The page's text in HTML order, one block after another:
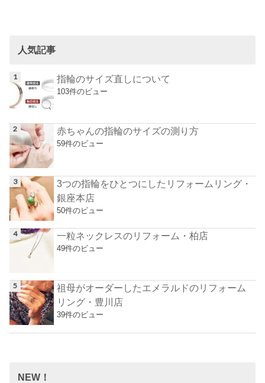
人気記事
指輪のサイズ直しについて
103件のビュー
赤ちゃんの指輪のサイズの測り方
59件のビュー
3つの指輪をひとつにしたリフォームリング・
銀座本店
50件のビュー
一粒ネックレスのリフォーム・柏店
49件のビュー
祖母がオーダーしたエメラルドのリフォーム
リング・豊川店
39件のビュー
NEW！